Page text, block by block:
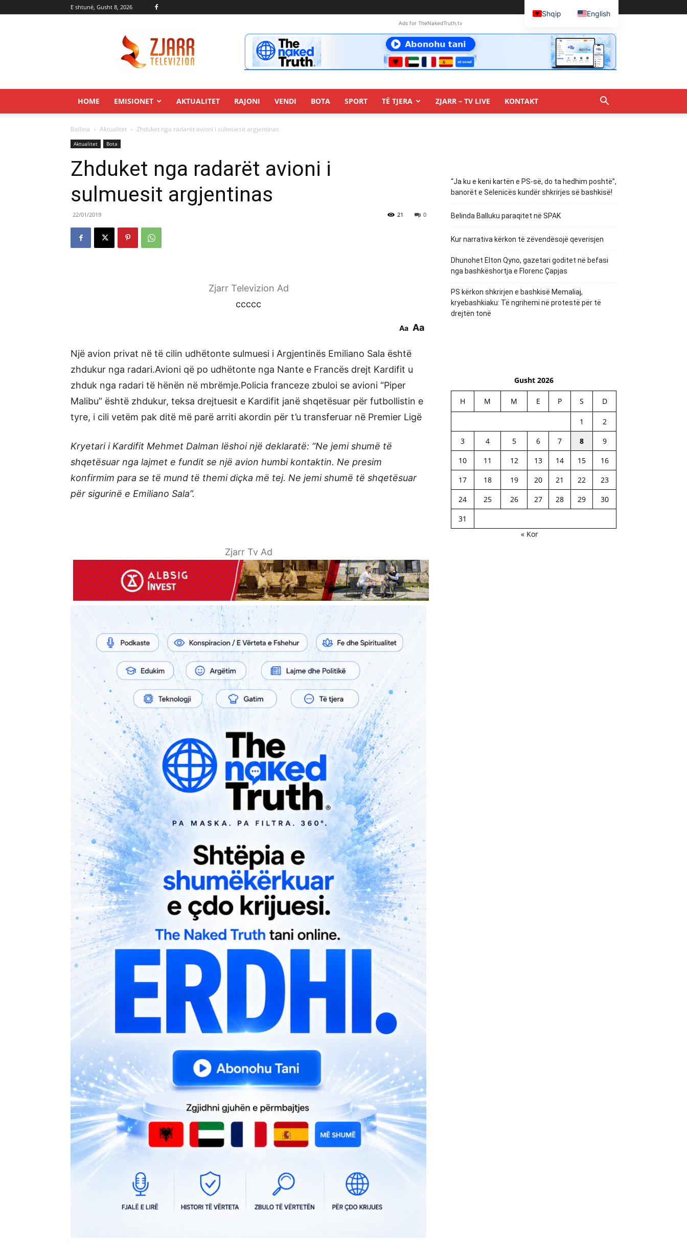
E shtunë, Gusht 8, 2026
Ads for TheNakedTruth.tv
HOME EMISIONET AKTUALITET RAJONI VENDI BOTA SPORT TË TJERA ZJARR – TV LIVE KONTAKT
Ballina Aktualitet Zhduket nga radarët avioni i sulmuesit argjentinas
Aktualitet Bota
Zhduket nga radarët avioni i
sulmuesit argjentinas
22/01/2019 0
21
Zjarr Televizion Ad
ccccc
Aa Aa
Një avion privat në të cilin udhëtonte sulmuesi i Argjentinës Emiliano Sala është
zhdukur nga radari.Avioni që po udhëtonte nga Nante e Francës drejt Kardifit u
zhduk nga radari të hënën në mbrëmje.Policia franceze zbuloi se avioni “Piper
Malibu” është zhdukur, teksa drejtuesit e Kardifit janë shqetësuar për futbollistin e
tyre, i cili vetëm pak ditë më parë arriti akordin për t’u transferuar në Premier Ligë
Kryetari i Kardifit Mehmet Dalman lëshoi një deklaratë: “Ne jemi shumë të
shqetësuar nga lajmet e fundit se një avion humbi kontaktin. Ne presim
konfirmim para se të mund të themi diçka më tej. Ne jemi shumë të shqetësuar
për sigurinë e Emiliano Sala”.
Zjarr Tv Ad
“Ja ku e keni kartën e PS-së, do ta hedhim poshtë”,
banorët e Selenicës kundër shkrirjes së bashkisë!
Belinda Balluku paraqitet në SPAK
Kur narrativa kërkon të zëvendësojë qeverisjen
Dhunohet Elton Qyno, gazetari goditet në befasi
nga bashkëshortja e Florenc Çapjas
PS kërkon shkrirjen e bashkisë Memaliaj,
kryebashkiaku: Të ngrihemi në protestë për të
drejtën tonë
Gusht 2026
H M M E P S D
1
2
3
4 5 6 7 8
9
10
11 12 13 14 15
16
17
18 19 20 21 22
23
24
25 26 27 28 29
30
31
« Kor
Shqip English